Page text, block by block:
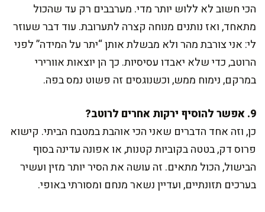
הכי חשוב לא ללוש יותר מדי. מערבבים רק עד שהכול
מתאחד, ואז נותנים מנוחה קצרה לתערובת. עוד דבר שעוזר
לי: אני צורבת מהר ולא מבשלת אותן “יתר על המידה” לפני
הרוטב, כדי שלא יאבדו עסיסיות. כך הן יוצאות אוורירי
במרקם, נימוח ממש, וכשנוגסים זה פשוט נמס בפה.
9. אפשר להוסיף ירקות אחרים לרוטב?
כן, וזה אחד הדברים שאני הכי אוהבת במטבח הביתי. קישוא
פרוס דק, בטטה בקוביות קטנות, או אפונה עדינה בסוף
הבישול, הכול מתאים. זה עושה את הסיר יותר מזין ועשיר
בערכים תזונתיים, ועדיין נשאר מנחם ומסורתי באופי.